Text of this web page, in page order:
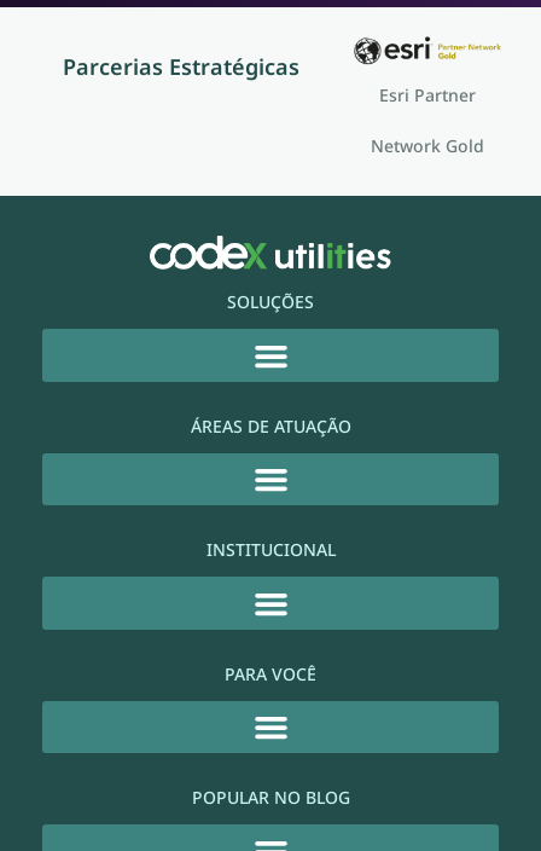
Parcerias Estratégicas
Esri Partner
Network Gold
SOLUÇÕES
ÁREAS DE ATUAÇÃO
INSTITUCIONAL
PARA VOCÊ
POPULAR NO BLOG